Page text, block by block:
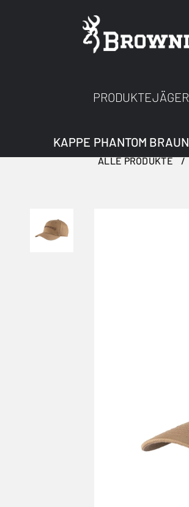
PRODUKTEJÄGER
ALLE PRODUKTE
KAPPE PHANTOM BRAUN